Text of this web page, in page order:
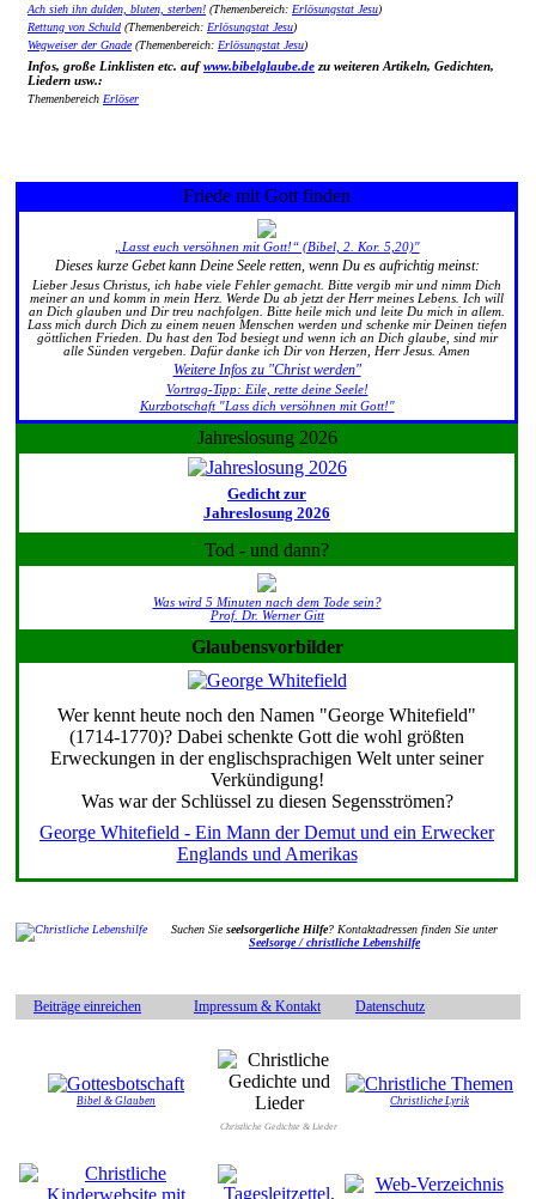
Ach sieh ihn dulden, bluten, sterben! (Themenbereich: Erlösungstat Jesu)
Rettung von Schuld (Themenbereich: Erlösungstat Jesu)
Wegweiser der Gnade(Themenbereich: Erlösungstat Jesu)
Infos, große Linklisten etc. aufwww.bibelglaube.de zu weiteren Artikeln, Gedichten,
Liedern usw.:
Themenbereich Erlöser
Friede mit Gott finden
„Lasst euch versöhnen mit Gott!“ (Bibel, 2. Kor. 5,20)"
Dieses kurze Gebet kann Deine Seele retten, wenn Du es aufrichtig meinst:
Lieber Jesus Christus, ich habe viele Fehler gemacht. Bitte vergib mir und nimm Dich
meiner an und komm in mein Herz. Werde Du ab jetzt der Herr meines Lebens. Ich will
an Dich glauben und Dir treu nachfolgen. Bitte heile mich und leite Du mich in allem.
Lass mich durch Dich zu einem neuen Menschen werden und schenke mir Deinen tiefen
göttlichen Frieden. Du hast den Tod besiegt und wenn ich an Dich glaube, sind mir
alle Sünden vergeben. Dafür danke ich Dir von Herzen, Herr Jesus. Amen
Weitere Infos zu "Christ werden"
Vortrag-Tipp: Eile, rette deine Seele!
Kurzbotschaft "Lass dich versöhnen mit Gott!"
Jahreslosung 2026
Gedicht zur
Jahreslosung 2026
Tod - und dann?
Was wird 5 Minuten nach dem Tode sein?
Prof. Dr. Werner Gitt
Glaubensvorbilder
Wer kennt heute noch den Namen "George Whitefield"
(1714-1770)? Dabei schenkte Gott die wohl größten
Erweckungen in der englischsprachigen Welt unter seiner
Verkündigung!
Was war der Schlüssel zu diesen Segensströmen?
George Whitefield - Ein Mann der Demut und ein Erwecker
Englands und Amerikas
Suchen Sieseelsorgerliche Hilfe? Kontaktadressen finden Sie unter
Seelsorge / christliche Lebenshilfe
Beiträge einreichen Impressum & Kontakt Datenschutz
Bibel & Glauben
Christliche Gedichte & Lieder
Christliche Lyrik